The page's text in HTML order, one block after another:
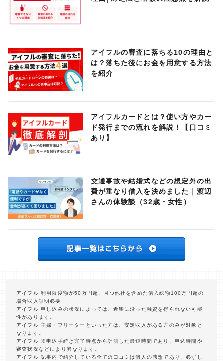
アイフルの審査に落ちる10の理由と
は？落ちた後にお金を用意する方法
を紹介
アイフルカードとは？使い方やカー
ド発行までの流れを解説！【口コミ
あり】
交通事故や結婚式などの想定外の出
費が重なり借入を決めました｜渡辺
さんの体験談（32歳・女性）
アイフル 利用限度額が50万円超、且つ他社を含めた借入総額100万円超の
場合収入証明必要
アイフル 申し込みの状況によっては、希望に沿った融資を得られない可能
性があります。
アイフル 主婦・フリーターといった方は、安定収入がある方のみが対象と
なります。
アイフル ※申込手続き完了時点から計測した最短時間であり、申込時間や
審査状況などにより異なります。
アイフル 記事内で紹介している全ての口コミは個人の感想であり、必ずし